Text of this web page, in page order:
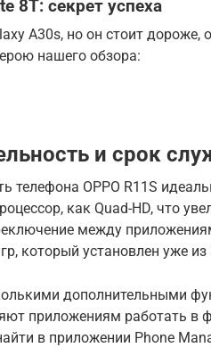
8T: секрет успеха
A30s, но он стоит дороже,
нашего обзора:
и срок
телефона OPPO R11S
как Quad-HD, что
между
который установлен уже из
дополнительными
приложениям работать
в приложении Phone